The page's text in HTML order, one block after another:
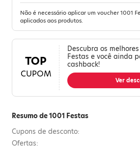
Não é necessário aplicar um voucher 1001
aplicados aos produtos.
TOP
CUPOM
Descubra os
Festas e você ainda
cashback!
Ver
Resumo de 1001 Festas
Cupons de desconto:
Ofertas: